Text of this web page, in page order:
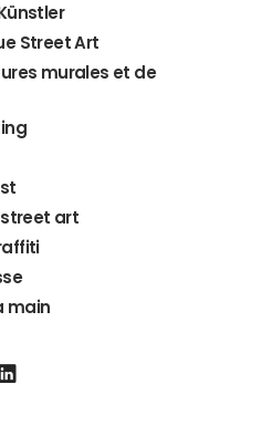
Street Art
murales et de
art
main